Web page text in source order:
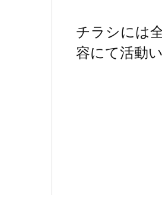
チラシには
容にて活動